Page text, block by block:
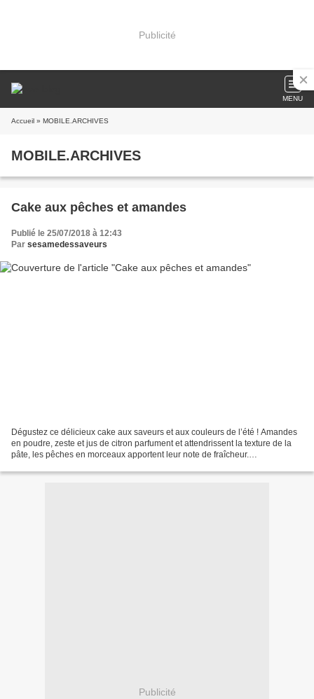
Publicité
MENU
Accueil » MOBILE.ARCHIVES
MOBILE.ARCHIVES
Cake aux pêches et amandes
Publié le 25/07/2018 à 12:43
Par sesamedessaveurs
Dégustez ce délicieux cake aux saveurs et aux couleurs de l’été ! Amandes
en poudre, zeste et jus de citron parfument et attendrissent la texture de la
pâte, les pêches en morceaux apportent leur note de fraîcheur.
Publicité